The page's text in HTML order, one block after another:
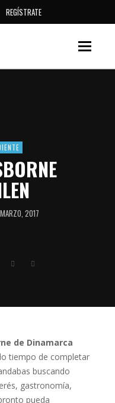
REGÍSTRATE
2017
de Dinamarca
tiempo de completar
buscando
gastronomía,
pueda